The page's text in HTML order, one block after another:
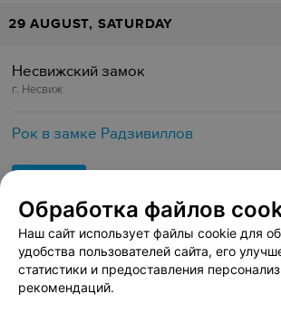
29 AUGUST, SATURDAY
Несвижский замок
г. Несвиж
Рок в замке Радзивиллов
от 50 руб.
Обработка файлов
Наш сайт использует файлы cookie для
удобства пользователей сайта, его
статистики и предоставления
рекомендаций.